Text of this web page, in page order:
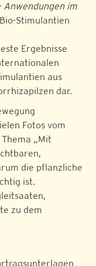
Anwendungen im
Stimulantien
Ergebnisse
aus
dar.
Fotos vom
„Mit
die pflanzliche
ist.
zu dem